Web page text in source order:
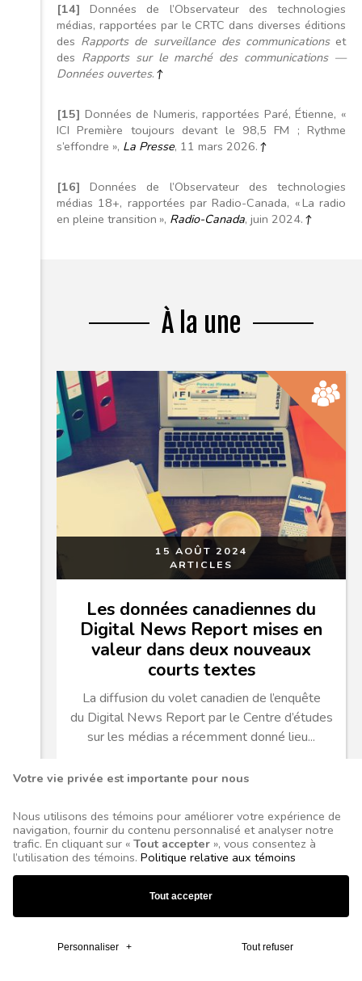
[14] Données de l’Observateur des technologies
médias, rapportées par le CRTC dans diverses éditions
des Rapports de surveillance des communicationset
des Rapports sur le marché des communications —
Données ouvertes. ↑
[15] Données de Numeris, rapportées Paré, Étienne, «
ICI Première toujours devant le 98,5 FM ; Rythme
s’effondre », La Presse, 11 mars 2026. ↑
[16] Données de l’Observateur des technologies
médias 18+, rapportées par Radio-Canada, « La radio
en pleine transition », Radio-Canada, juin 2024. ↑
À la une
15 AOÛT 2024
ARTICLES
Les données canadiennes du
Digital News Report mises en
valeur dans deux nouveaux
courts textes
La diffusion du volet canadien de l’enquête
du Digital News Report par le Centre d’études
sur les médias a récemment donné lieu...
Votre vie privée est importante pour nous
Nous utilisons des témoins pour améliorer votre expérience de
navigation, fournir du contenu personnalisé et analyser notre
trafic. En cliquant sur « Tout accepter », vous consentez à
l’utilisation des témoins. Politique relative aux témoins
Personnaliser + Tout refuser
Tout accepter